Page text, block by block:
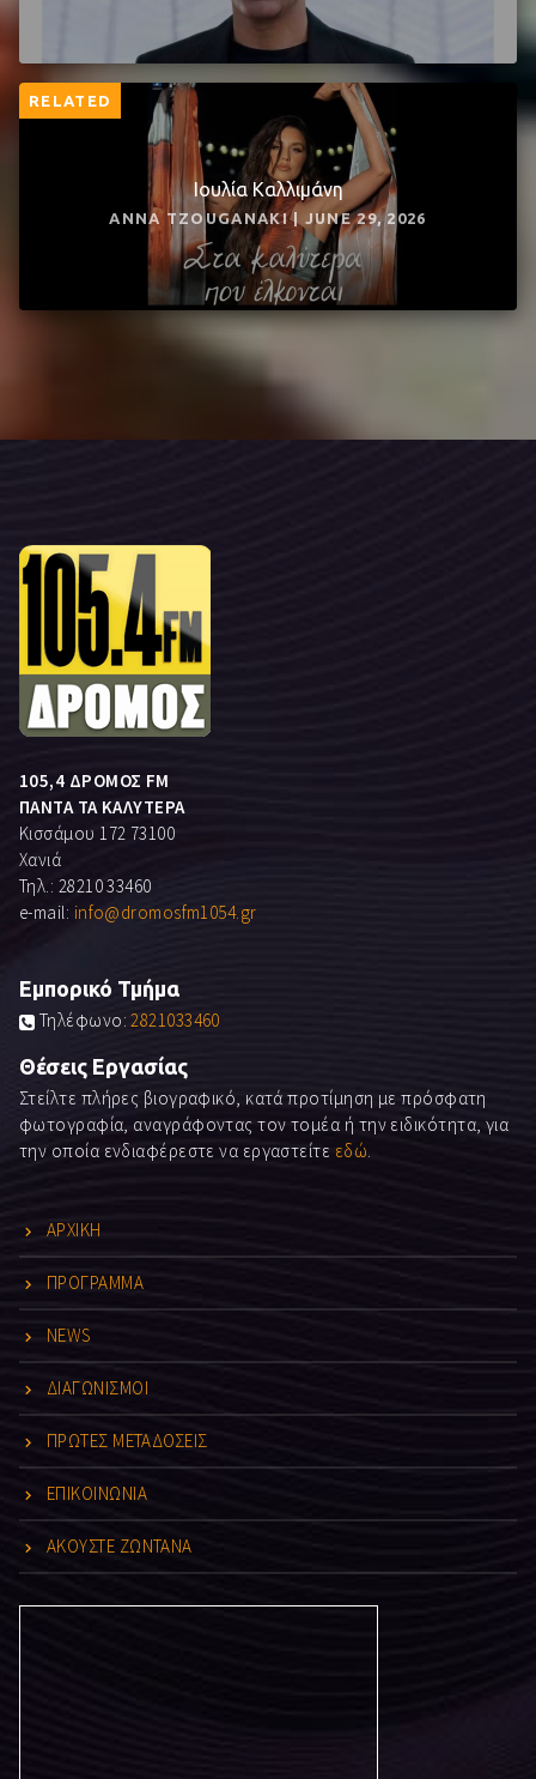
RELATED
Ιουλία Καλλιμάνη
ANNA TZOUGANAKI | JUNE 29, 2026
105,4 ΔΡΟΜΟΣ FM
ΠΑΝΤΑ ΤΑ ΚΑΛΥΤΕΡΑ
Κισσάμου 172 73100
Χανιά
Τηλ.: 28210 33460
e-mail: info@dromosfm1054.gr
Εμπορικό Τμήμα
Τηλέφωνο:2821033460
Θέσεις Εργασίας
Στείλτε πλήρες βιογραφικό, κατά προτίμηση με πρόσφατη
φωτογραφία, αναγράφοντας τον τομέα ή την ειδικότητα, για
την οποία ενδιαφέρεστε να εργαστείτε εδώ.
ΑΡΧΙΚΗ
ΠΡΟΓΡΑΜΜΑ
NEWS
ΔΙΑΓΩΝΙΣΜΟΙ
ΠΡΩΤΕΣ ΜΕΤΑΔΟΣΕΙΣ
ΕΠΙΚΟΙΝΩΝΙΑ
ΑΚΟΥΣΤΕ ΖΩΝΤΑΝΑ